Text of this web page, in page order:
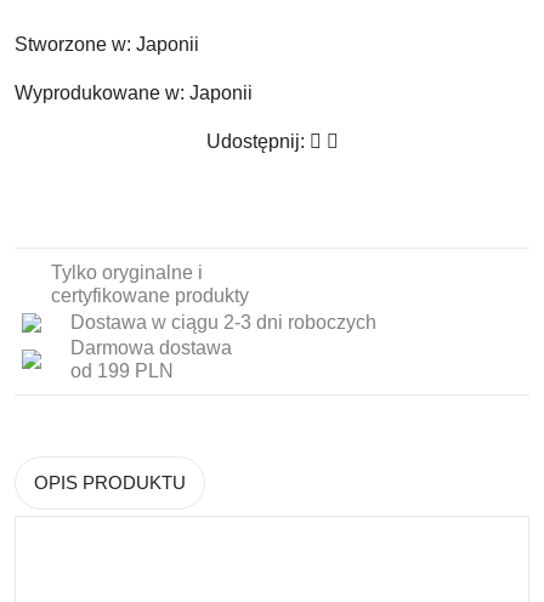
Stworzone w: Japonii
Wyprodukowane w: Japonii
Udostępnij:
Tylko oryginalne i
certyfikowane produkty
Dostawa w ciągu 2-3 dni roboczych
Darmowa dostawa
od 199 PLN
OPIS PRODUKTU